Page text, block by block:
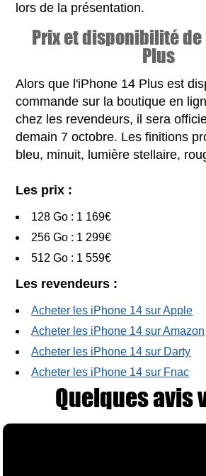
lors de la présentation.
Prix et disponibilité de
Plus
Alors que l'iPhone 14 Plus est
commande sur la boutique en
chez les revendeurs, il sera
demain 7 octobre. Les finitions
bleu, minuit, lumière stellaire,
Les prix :
128 Go : 1 169€
256 Go : 1 299€
512 Go : 1 559€
Les revendeurs :
Acheter les iPhone 14 sur Apple
Acheter les iPhone 14 sur Amazon
Acheter les iPhone 14 sur Darty
Acheter les iPhone 14 sur Fnac
Quelques avis